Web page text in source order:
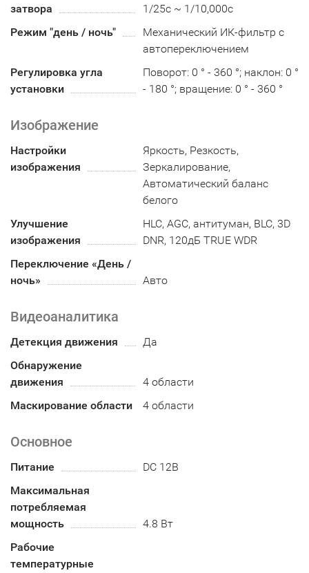
затвора
1/25с ~ 1/10,000с
Режим "день / ночь"
Механический ИК-фильтр с
автопереключением
Регулировка угла
установки
Поворот: 0 ° - 360 °; наклон: 0 °
- 180 °; вращение: 0 ° - 360 °
Изображение
Настройки
изображения
Яркость, Резкость,
Зеркалирование,
Автоматический баланс
белого
Улучшение
изображения
HLC, AGC, антитуман, BLC, 3D
DNR, 120дБ TRUE WDR
Переключение «День /
ночь»
Авто
Видеоаналитика
Детекция движения
Да
Обнаружение
движения
4 области
Маскирование области
4 области
Основное
Питание
DC 12В
Максимальная
потребляемая
мощность
4.8 Вт
Рабочие
температурные